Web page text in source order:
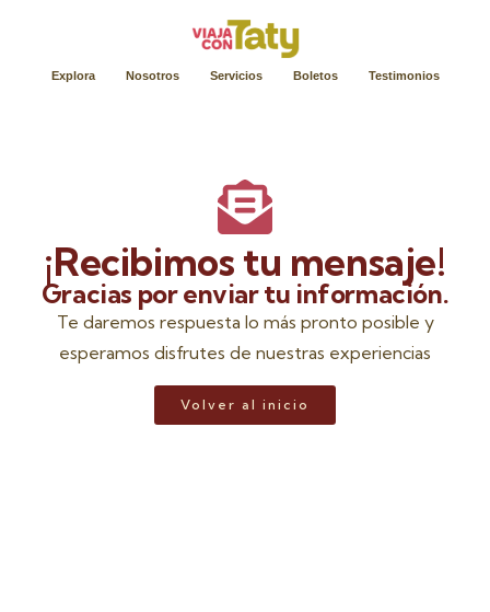
Explora Nosotros Servicios Boletos Testimonios
¡Recibimos tu mensaje!
Gracias por enviar tu información.
Te daremos respuesta lo más pronto posible y
esperamos disfrutes de nuestras experiencias
Volver al inicio